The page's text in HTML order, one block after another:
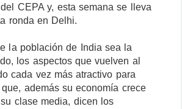
CEPA y, esta semana se lleva
ronda en Delhi.
la población de India sea la
los aspectos que vuelven al
cada vez más atractivo para
además su economía crece
clase media, dicen los